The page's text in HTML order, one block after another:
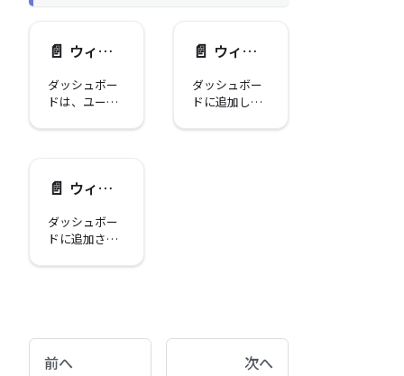
📄️ ウィジェットを追加
ダッシュボー
ドは、ユーザ
情報を自由に
リング画面で
📄️ ウィジェットを編集する
ダッシュボー
ドに追加した
の編集方法を
📄️ ウィジェットを削除する
ダッシュボー
ドに追加され
トを削除する
前へ
次へ